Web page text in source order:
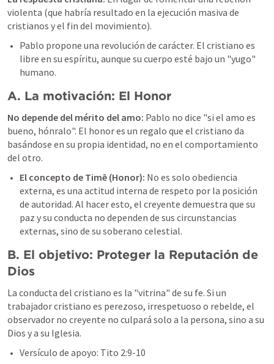
violenta (que habría resultado en la ejecución masiva de
cristianos y el fin del movimiento).
Pablo propone una revolución de carácter. El cristiano es
libre en su espíritu, aunque su cuerpo esté bajo un "yugo"
humano.
A. La motivación: El Honor
No depende del mérito del amo: Pablo no dice "si el amo es
bueno, hónralo". El honor es un regalo que el cristiano da
basándose en su propia identidad, no en el comportamiento
del otro.
El concepto de Timē (Honor): No es solo obediencia
externa, es una actitud interna de respeto por la posición
de autoridad. Al hacer esto, el creyente demuestra que su
paz y su conducta no dependen de sus circunstancias
externas, sino de su soberano celestial.
B. El objetivo: Proteger la Reputación de
Dios
La conducta del cristiano es la "vitrina" de su fe. Si un
trabajador cristiano es perezoso, irrespetuoso o rebelde, el
observador no creyente no culpará solo a la persona, sino a su
Dios y a su Iglesia.
Versículo de apoyo: Tito 2:9-10